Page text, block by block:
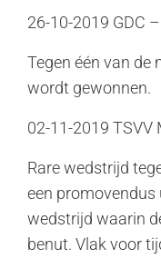
26-10-2019 GDC
Tegen één van de
wordt gewonnen.
02-11-2019 TSVV
Rare wedstrijd
een promovendus
wedstrijd waarin
benut. Vlak voor